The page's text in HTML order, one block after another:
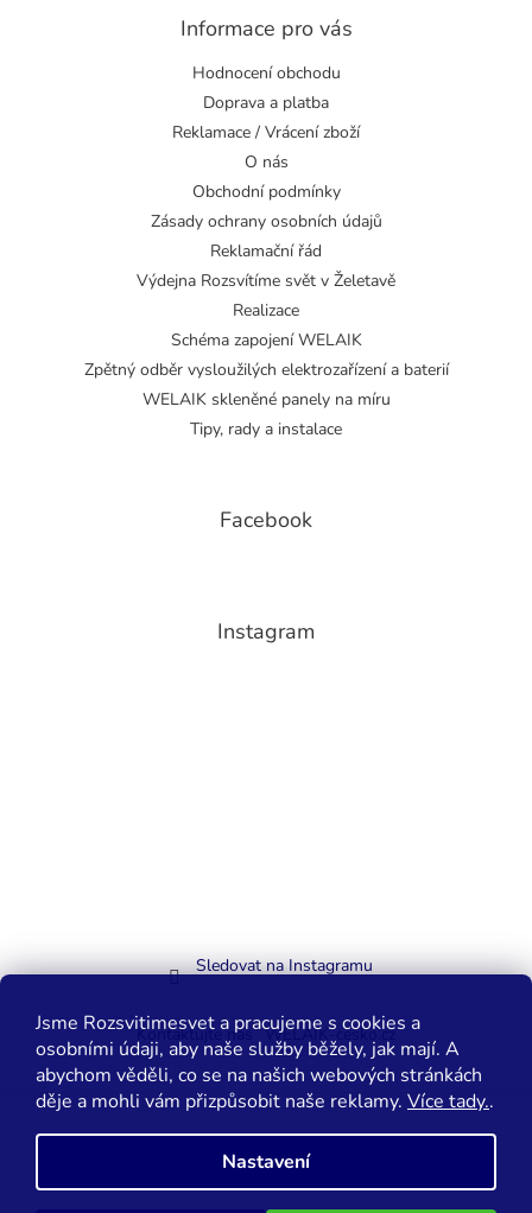
Jsme Rozsvitimesvet a pracujeme s cookies a
osobními údaji, aby naše služby běžely, jak mají. A
abychom věděli, co se na našich webových stránkách
děje a mohli vám přizpůsobit naše reklamy. Více tady..
Nastavení
Informace pro vás
Hodnocení obchodu
Doprava a platba
Reklamace / Vrácení zboží
O nás
Obchodní podmínky
Zásady ochrany osobních údajů
Reklamační řád
Výdejna Rozsvítíme svět v Želetavě
Realizace
Schéma zapojení WELAIK
Zpětný odběr vysloužilých elektrozařízení a baterií
WELAIK skleněné panely na míru
Tipy, rady a instalace
Facebook
Instagram
Sledovat na Instagramu
Kontaktujte nás WELAIK-cesko.cz
Vytvořil Shoptet